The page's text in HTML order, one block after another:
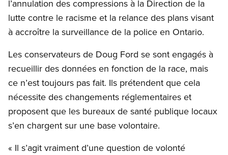
l’annulation des compressions à la Direction de la
lutte contre le racisme et la relance des plans visant
à accroître la surveillance de la police en Ontario.
Les conservateurs de Doug Ford se sont engagés à
recueillir des données en fonction de la race, mais
ce n’est toujours pas fait. Ils prétendent que cela
nécessite des changements réglementaires et
proposent que les bureaux de santé publique locaux
s’en chargent sur une base volontaire.
« Il s’agit vraiment d’une question de volonté